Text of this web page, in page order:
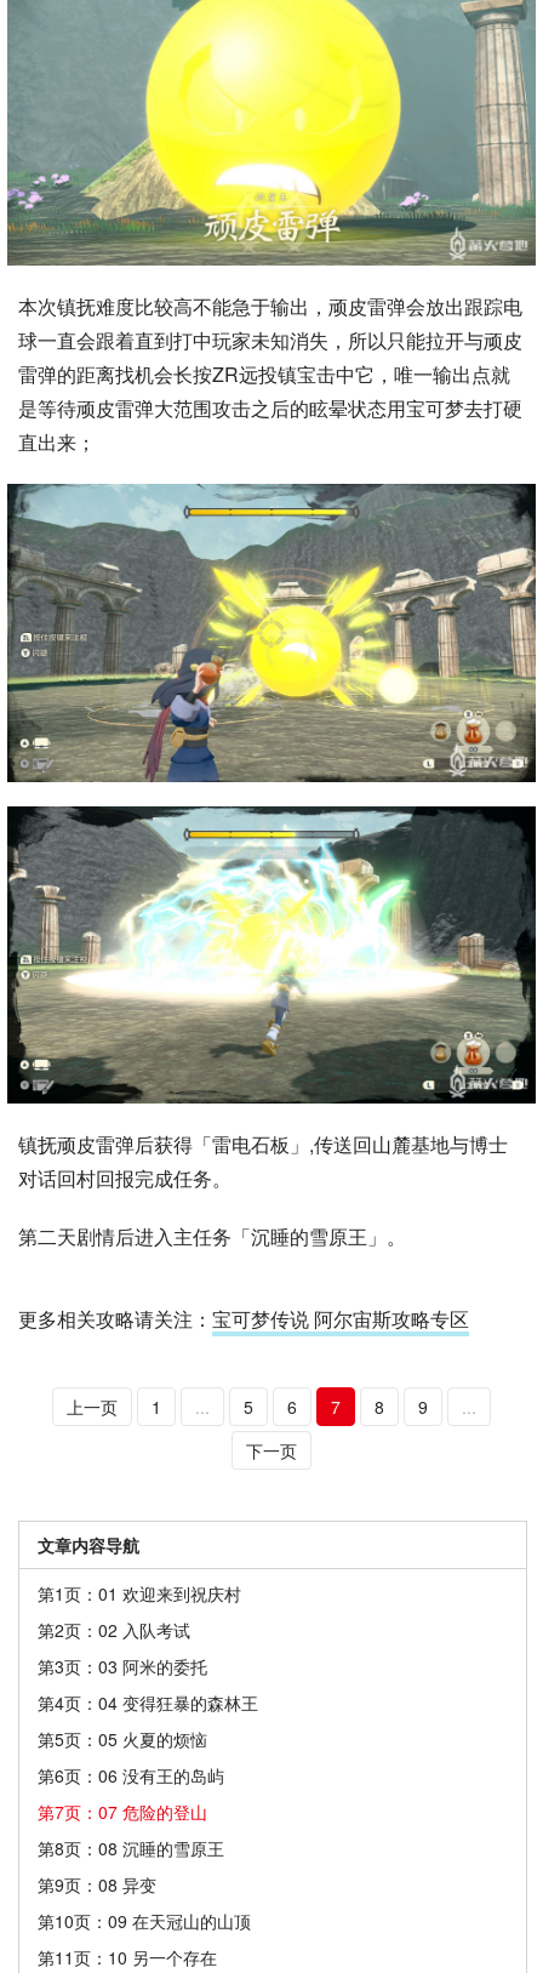
本次镇抚难度比较高不能急于输出，顽皮雷弹会放出跟踪电
球一直会跟着直到打中玩家未知消失，所以只能拉开与顽皮
雷弹的距离找机会长按ZR远投镇宝击中它，唯一输出点就
是等待顽皮雷弹大范围攻击之后的眩晕状态用宝可梦去打硬
直出来；
镇抚顽皮雷弹后获得「雷电石板」,传送回山麓基地与博士
对话回村回报完成任务。
第二天剧情后进入主任务「沉睡的雪原王」。
更多相关攻略请关注： 宝可梦传说 阿尔宙斯攻略专区
上一页 1 ... 5 6 7 8 9
...
下一页
文章内容导航
第1页：01 欢迎来到祝庆村
第2页：02 入队考试
第3页：03 阿米的委托
第4页：04 变得狂暴的森林王
第5页：05 火夏的烦恼
第6页：06 没有王的岛屿
第7页：07 危险的登山
第8页：08 沉睡的雪原王
第9页：08 异变
第10页：09 在天冠山的山顶
第11页：10 另一个存在